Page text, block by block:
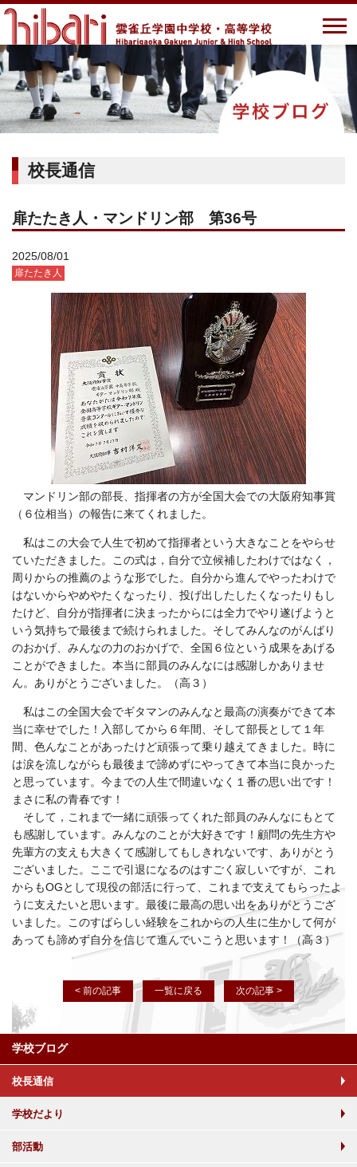
校長通信
扉たたき人・マンドリン部 第36号
2025/08/01
扉たたき人
マンドリン部の部長、指揮者の方が全国大会での大阪府知事賞
（６位相当）の報告に来てくれました。
私はこの大会で人生で初めて指揮者という大きなことをやらせ
ていただきました。この式は，自分で立候補したわけではなく，
周りからの推薦のような形でした。自分から進んでやったわけで
はないからやめやたくなったり、投げ出したしたくなったりもし
たけど、自分が指揮者に決まったからには全力でやり遂げようと
いう気持ちで最後まで続けられました。そしてみんなのがんばり
のおかげ、みんなの力のおかげで、全国６位という成果をあげる
ことができました。本当に部員のみんなには感謝しかありませ
ん。ありがとうございました。（高３）
私はこの全国大会でギタマンのみんなと最高の演奏ができて本
当に幸せでした！入部してから６年間、そして部長として１年
間、色んなことがあったけど頑張って乗り越えてきました。時に
は涙を流しながらも最後まで諦めずにやってきて本当に良かった
と思っています。今までの人生で間違いなく１番の思い出です！
まさに私の青春です！
そして，これまで一緒に頑張ってくれた部員のみんなにもとて
も感謝しています。みんなのことが大好きです！顧問の先生方や
先輩方の支えも大きくて感謝してもしきれないです、ありがとう
ございました。ここで引退になるのはすごく寂しいですが、これ
からもOGとして現役の部活に行って、これまで支えてもらったよ
うに支えたいと思います。最後に最高の思い出をありがとうござ
いました。このすばらしい経験をこれからの人生に生かして何が
あっても諦めず自分を信じて進んでいこうと思います！（高３）
< 前の記事 一覧に戻る 次の記事 >
学校ブログ
校長通信
学校だより
部活動